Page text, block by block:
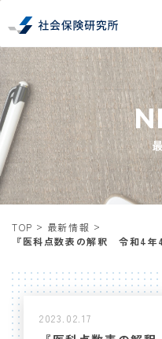
TOP
最新情報
『医科点数表の解釈 令和4年
2023.02.17